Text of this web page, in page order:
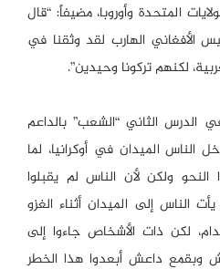
المتحدة وأوروبا، مضيفاً: “قال
الأفغاني الهارب لقد وثقنا في
لكنهم تركونا وحيدين”.
الدرس الثاني “الشعب” بالداعم
الناس الميدان في أوكرانيا، لما
ولكن لأن الناس لم يقبلوا
الناس إلى الميدان أثناء الغزو
لكن ذات الأشخاص جاءوا إلى
وبقمع داعش أبعدوا هذا الخطر